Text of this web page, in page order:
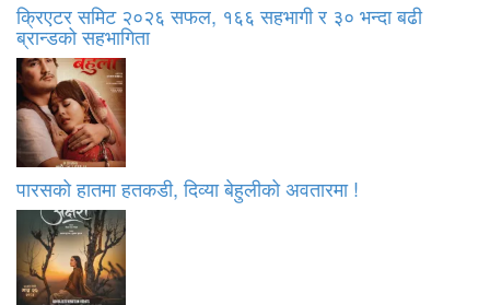
क्रिएटर समिट २०२६ सफल, १६६ सहभागी र ३० भन्दा बढी
ब्रान्डको सहभागिता
पारसको हातमा हतकडी, दिव्या बेहुलीको अवतारमा !